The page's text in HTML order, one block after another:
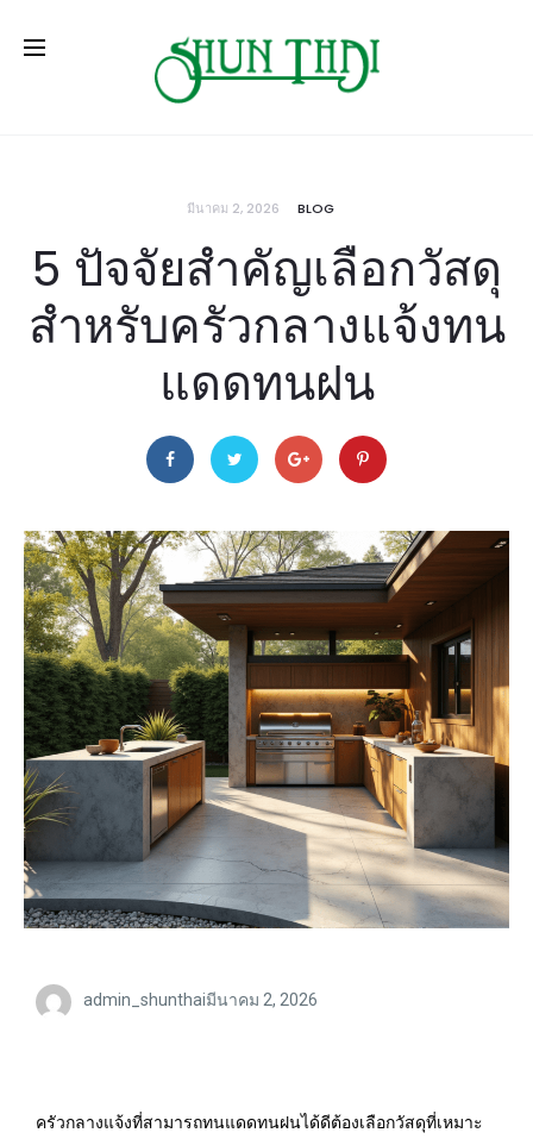
มีนาคม 2, 2026 BLOG
5 ปัจจัยสำคัญเลือกวัสดุ
สำหรับครัวกลางแจ้งทน
แดดทนฝน
admin_shunthaiมีนาคม 2, 2026
ครัวกลางแจ้งที่สามารถทนแดดทนฝนได้ดีต้องเลือกวัสดุที่เหมาะ